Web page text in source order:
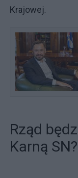
Krajowej.
Rząd
Karną SN?